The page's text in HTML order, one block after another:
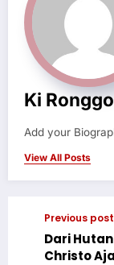
Ki
Add your
View All Posts
Previous post
Dari
Christo